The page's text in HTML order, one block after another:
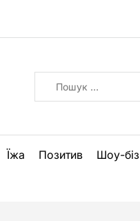
Їжа Позитив Шоу-біз